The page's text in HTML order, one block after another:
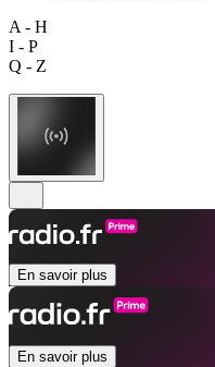
A - H
I - P
Q - Z
En savoir plus
En savoir plus